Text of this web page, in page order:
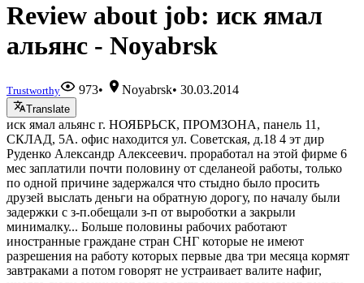
Review about job: иск ямал
альянс - Noyabrsk
Trustworthy 973• Noyabrsk•30.03.2014
Translate
иск ямал альянс г. НОЯБРЬСК, ПРОМЗОНА, панель 11,
СКЛАД, 5А. офис находится ул. Советская, д.18 4 эт дир
Руденко Александр Алексеевич. проработал на этой фирме 6
мес заплатили почти половину от сделанеой работы, только
по одной причине задержался что стыдно было просить
друзей выслать деньги на обратную дорогу, по началу были
задержки с з-п.обещали з-п от выроботки а закрыли
минималку... Больше половины рабочих работают
иностранные граждане стран СНГ которые не имеют
разрешения на работу которых первые два три месяца кормят
завтраками а потом говорят не устраивает валите нафиг,